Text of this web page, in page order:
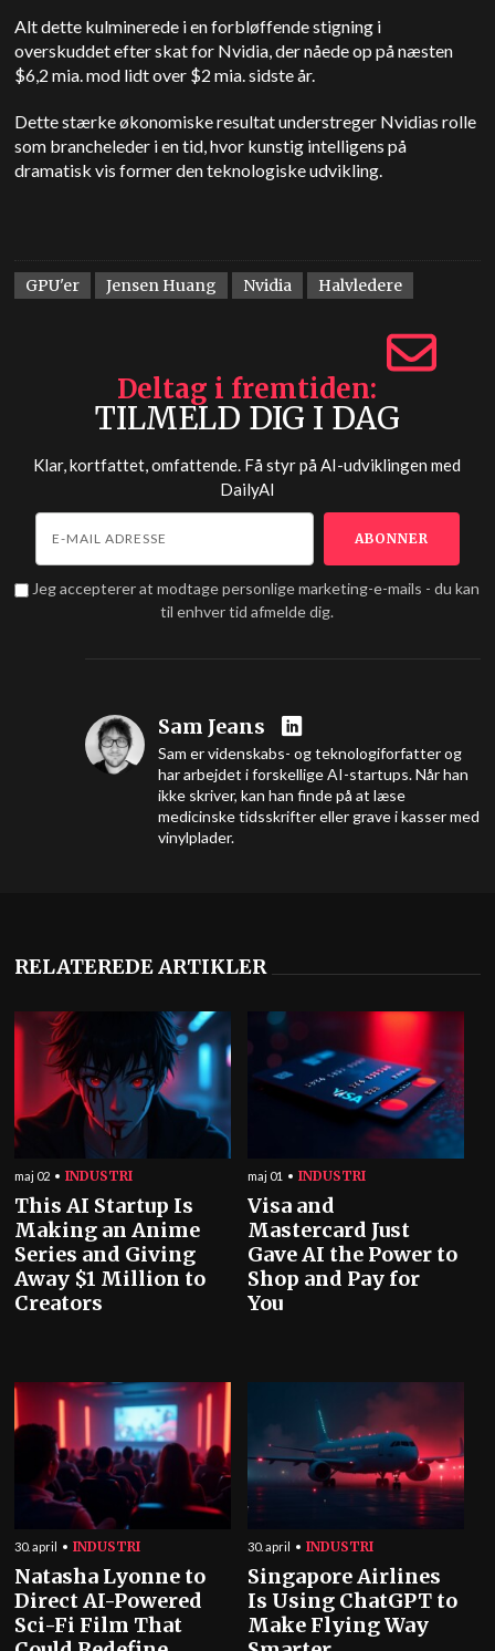
Alt dette kulminerede i en forbløffende stigning i
overskuddet efter skat for Nvidia, der nåede op på næsten
$6,2 mia. mod lidt over $2 mia. sidste år.
Dette stærke økonomiske resultat understreger Nvidias rolle
som brancheleder i en tid, hvor kunstig intelligens på
dramatisk vis former den teknologiske udvikling.
GPU'er Jensen Huang Nvidia Halvledere
Deltag i fremtiden
TILMELD DIG I DAG
Klar, kortfattet, omfattende. Få styr på AI-udviklingen med
DailyAI
Jeg accepterer at modtage personlige marketing-e-mails - du kan
til enhver tid afmelde dig.
Sam Jeans
Sam er videnskabs- og teknologiforfatter og
har arbejdet i forskellige AI-startups. Når han
ikke skriver, kan han finde på at læse
medicinske tidsskrifter eller grave i kasser med
vinylplader.
RELATEREDE ARTIKLER
maj 02 INDUSTRI
This AI Startup Is
Making an Anime
Series and Giving
Away $1 Million to
Creators
maj 01 INDUSTRI
Visa and
Mastercard Just
Gave AI the Power to
Shop and Pay for
You
30. april INDUSTRI
Natasha Lyonne to
Direct AI-Powered
Sci-Fi Film That
30. april INDUSTRI
Singapore Airlines
Is Using ChatGPT to
Make Flying Way